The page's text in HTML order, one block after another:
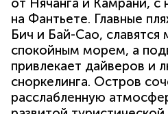
на Фантьете. Главные
Бич и Бай-Сао, славятся
спокойным морем, а
привлекает дайверов и
сноркелинга. Остров
расслабленную